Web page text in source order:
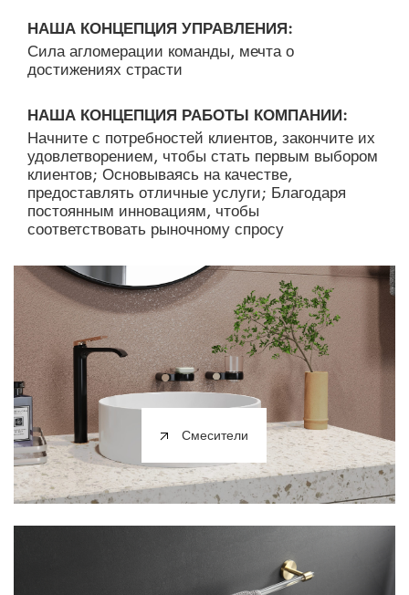
НАША КОНЦЕПЦИЯ УПРАВЛЕНИЯ:
Сила агломерации команды, мечта о
достижениях страсти
НАША КОНЦЕПЦИЯ РАБОТЫ КОМПАНИИ:
Начните с потребностей клиентов, закончите их
удовлетворением, чтобы стать первым выбором
клиентов; Основываясь на качестве,
предоставлять отличные услуги; Благодаря
постоянным инновациям, чтобы
соответствовать рыночному спросу
Смесители